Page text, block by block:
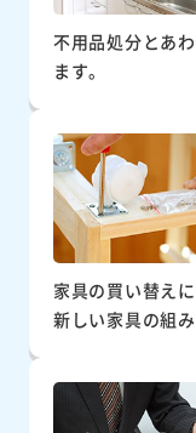
不用品処分とあ
ます。
家具の買い替え
新しい家具の組